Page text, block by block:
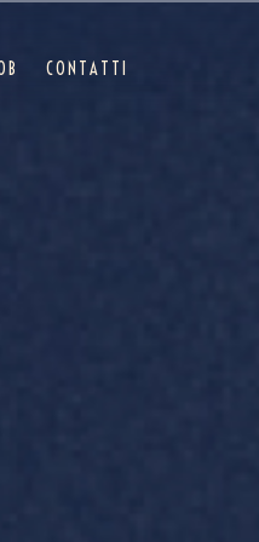
CONTATTI